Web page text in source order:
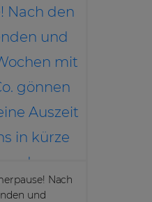
Nach
und